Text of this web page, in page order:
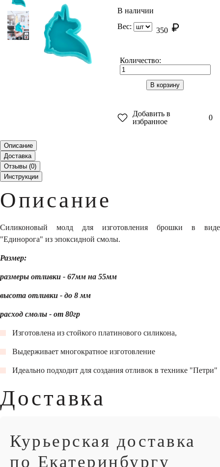
В наличии
Вес:
350
Количество:
В корзину
Добавить в
избранное
0
Описание
Доставка
Отзывы (0)
Инструкции
Описание
Силиконовый молд для изготовления брошки в виде
"Единорога" из эпоксидной смолы.
Размер:
размеры отливки - 67мм на 55мм
высота отливки - до 8 мм
расход смолы - от 80гр
Изготовлена из стойкого платинового силикона,
Выдерживает многократное изготовление
Идеально подходит для создания отливок в технике "Петри"
Доставка
Курьерская доставка
по Екатеринбургу